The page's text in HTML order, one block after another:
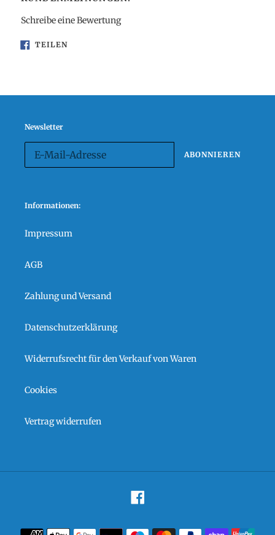
Schreibe eine Bewertung
TEILENAUF
FACEBOOK
Newsletter
ABONNIEREN
Informationen:
Impressum
AGB
Zahlung und Versand
Datenschutzerklärung
Widerrufsrecht für den Verkauf von Waren
Cookies
Vertrag widerrufen
Zahlungsarten